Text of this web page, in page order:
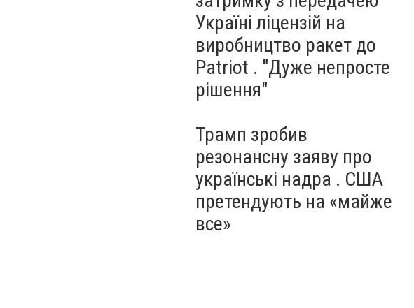
Україні ліцензій на
виробництво ракет до
Patriot . "Дуже непросте
рішення"
Трамп зробив
резонансну заяву про
українські надра . США
претендують на «майже
все»